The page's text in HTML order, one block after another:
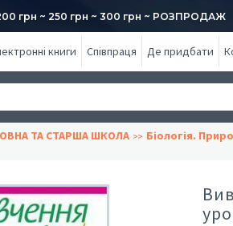
грн ~ 250 грн ~ 300 грн ~ РОЗПРОДАЖ
книги Співпраця Де придбати
ТА СТАРША ШКОЛА Біологія.